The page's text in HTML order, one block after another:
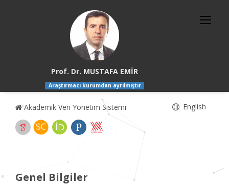
Prof. Dr. MUSTAFA EMİR
Araştırmacı kurumdan ayrılmıştır
Akademik Veri Yönetim Sistemi English
Genel Bilgiler